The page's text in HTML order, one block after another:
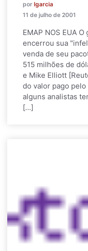
por lgarcia
11 de julho de 2001
EMAP NOS EUA
encerrou sua
venda de seu
515 milhões de
e Mike Elliott
do valor pago pelo
alguns analistas
[…]